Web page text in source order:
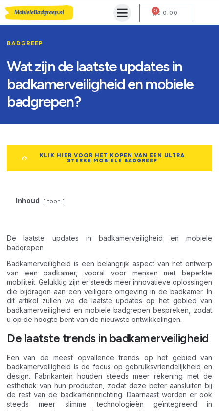
€ 0,00
0
BADGREEP
Wat zijn de laatste updates in
badkamerveiligheid en mobiele
badgrepen?
KLIK HIER VOOR HET KOPEN VAN EEN ULTRA
STERKE MOBIELE BADGREEP
Inhoud toon
De laatste updates in badkamerveiligheid en mobiele
badgrepen
Badkamerveiligheid is een belangrijk aspect van het ontwerp
van een badkamer, vooral voor mensen met beperkte
mobiliteit. Gelukkig zijn er steeds meer innovatieve oplossingen
die bijdragen aan een veiligere omgeving in de badkamer. In
dit artikel zullen we de laatste updates op het gebied van
badkamerveiligheid en mobiele badgrepen bespreken, zodat
u op de hoogte bent van de nieuwste ontwikkelingen.
De laatste trends in badkamerveiligheid
Een van de meest opvallende trends op het gebied van
badkamerveiligheid is de focus op gebruiksvriendelijkheid en
design. Fabrikanten houden steeds meer rekening met de
esthetiek van hun producten, zodat deze beter aansluiten bij
de rest van de badkamerinrichting. Daarnaast worden er ook
steeds meer slimme technologieën geïntegreerd in